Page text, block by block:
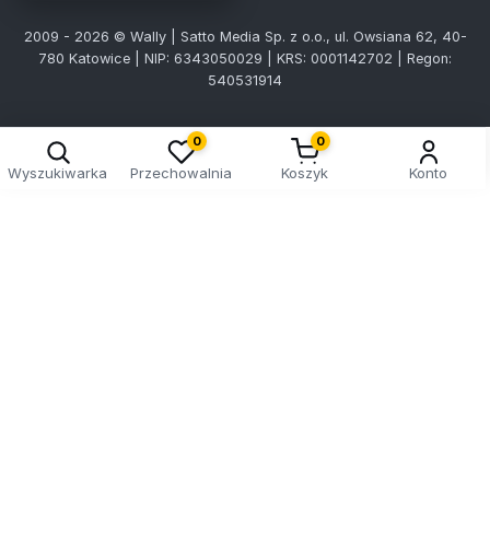
2009 - 2026 © Wally | Satto Media Sp. z o.o., ul. Owsiana 62, 40-
780 Katowice | NIP: 6343050029 | KRS: 0001142702 | Regon:
540531914
Wyszukiwarka
0
Przechowalnia
0
Koszyk Konto